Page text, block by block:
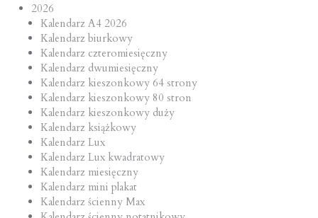
2026
Kalendarz A4 2026
Kalendarz biurkowy
Kalendarz czteromiesięczny
Kalendarz dwumiesięczny
Kalendarz kieszonkowy 64 strony
Kalendarz kieszonkowy 80 stron
Kalendarz kieszonkowy duży
Kalendarz książkowy
Kalendarz Lux
Kalendarz Lux kwadratowy
Kalendarz miesięczny
Kalendarz mini plakat
Kalendarz ścienny Max